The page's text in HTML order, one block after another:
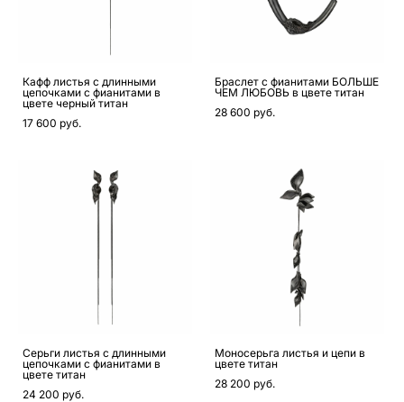
Кафф листья с длинными
цепочками с фианитами в
цвете черный титан
17 600 pуб.
Браслет с фианитами БОЛЬШЕ
ЧЕМ ЛЮБОВЬ в цвете титан
28 600 pуб.
Серьги листья с длинными
цепочками c фианитами в
цвете титан
24 200 pуб.
Моносерьга листья и цепи в
цвете титан
28 200 pуб.